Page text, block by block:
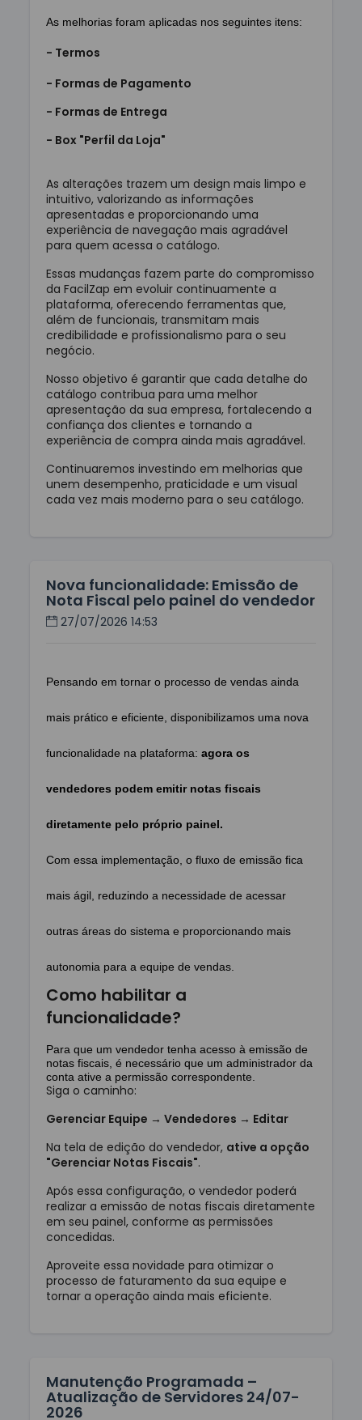
As melhorias foram aplicadas nos seguintes itens:
- Termos
- Formas de Pagamento
- Formas de Entrega
- Box "Perfil da Loja"
As alterações trazem um design mais limpo e
intuitivo, valorizando as informações
apresentadas e proporcionando uma
experiência de navegação mais agradável
para quem acessa o catálogo.
Essas mudanças fazem parte do compromisso
da FacilZap em evoluir continuamente a
plataforma, oferecendo ferramentas que,
além de funcionais, transmitam mais
credibilidade e profissionalismo para o seu
negócio.
Nosso objetivo é garantir que cada detalhe do
catálogo contribua para uma melhor
apresentação da sua empresa, fortalecendo a
confiança dos clientes e tornando a
experiência de compra ainda mais agradável.
Continuaremos investindo em melhorias que
unem desempenho, praticidade e um visual
cada vez mais moderno para o seu catálogo.
Nova funcionalidade: Emissão de
Nota Fiscal pelo painel do vendedor
27/07/2026 14:53
Pensando em tornar o processo de vendas ainda
mais prático e eficiente, disponibilizamos uma nova
funcionalidade na plataforma:agora os
vendedores podem emitir notas fiscais
diretamente pelo próprio painel.
Com essa implementação, o fluxo de emissão fica
mais ágil, reduzindo a necessidade de acessar
outras áreas do sistema e proporcionando mais
autonomia para a equipe de vendas.
Como habilitar a
funcionalidade?
Para que um vendedor tenha acesso à emissão de
notas fiscais, é necessário que um administrador da
conta ative a permissão correspondente.
Siga o caminho:
Gerenciar Equipe → Vendedores → Editar
Na tela de edição do vendedor, ative a opção
"Gerenciar Notas Fiscais".
Após essa configuração, o vendedor poderá
realizar a emissão de notas fiscais diretamente
em seu painel, conforme as permissões
concedidas.
Aproveite essa novidade para otimizar o
processo de faturamento da sua equipe e
tornar a operação ainda mais eficiente.
Manutenção Programada –
Atualização de Servidores 24/07-
2026